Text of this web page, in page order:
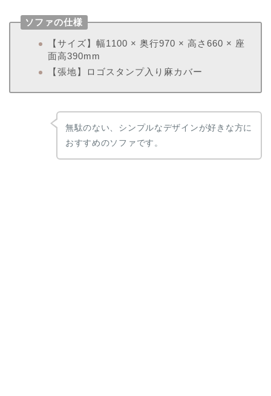
ソファの仕様
【サイズ】幅1100 × 奥行970 × 高さ660 × 座
面高390mm
【張地】ロゴスタンプ入り麻カバー
無駄のない、シンプルなデザインが好きな方に
おすすめのソファです。